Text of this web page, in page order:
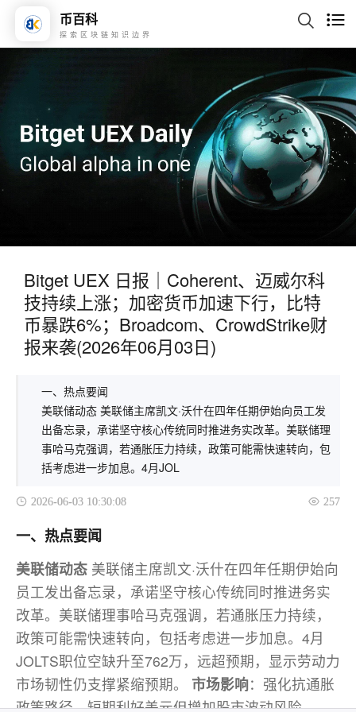
币百科
探索区块链知识边界
Bitget UEX 日报｜Coherent、迈威尔科
技持续上涨；加密货币加速下行，比特
币暴跌6%；Broadcom、CrowdStrike财
报来袭(2026年06月03日)
一、热点要闻
美联储动态 美联储主席凯文·沃什在四年任期伊始向员工发
出备忘录，承诺坚守核心传统同时推进务实改革。美联储理
事哈马克强调，若通胀压力持续，政策可能需快速转向，包
括考虑进一步加息。4月JOL
2026-06-03 10:30:08 257
一、热点要闻
美联储动态 美联储主席凯文·沃什在四年任期伊始向
员工发出备忘录，承诺坚守核心传统同时推进务实
改革。美联储理事哈马克强调，若通胀压力持续，
政策可能需快速转向，包括考虑进一步加息。4月
JOLTS职位空缺升至762万，远超预期，显示劳动力
市场韧性仍支撑紧缩预期。 市场影响：强化抗通胀
政策路径，短期利好美元但增加股市波动风险。